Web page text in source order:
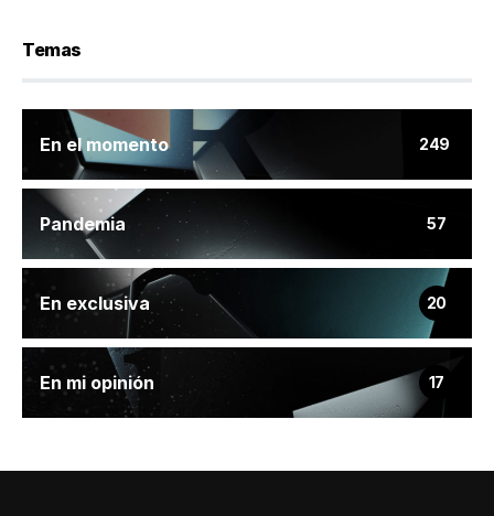
Temas
En el momento 249
Pandemia 57
En exclusiva 20
En mi opinión 17